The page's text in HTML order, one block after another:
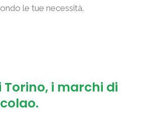
le tue necessità.
Torino, i marchi di